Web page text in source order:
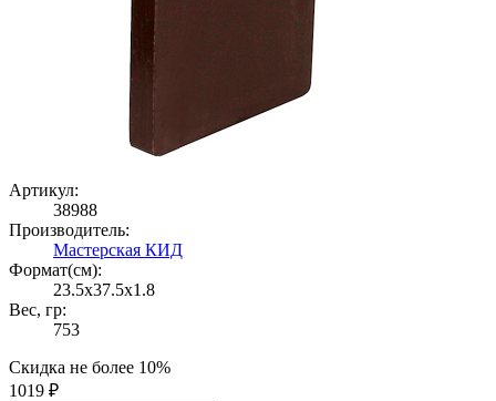
Артикул:
38988
Производитель:
Мастерская КИД
Формат(cм):
23.5x37.5x1.8
Вес, гр:
753
Скидка не более 10%
1019 ₽